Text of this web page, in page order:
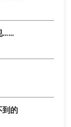
……
到的